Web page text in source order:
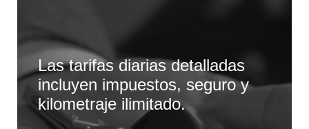
Las tarifas diarias detalladas
incluyen impuestos, seguro y
kilometraje ilimitado.